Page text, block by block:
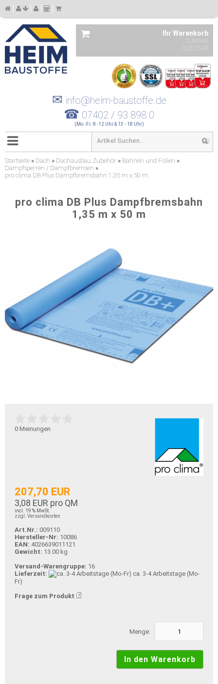
Ihr Warenkorb
0 Artikel
0,00 EUR
✉ info@heim-baustoffe.de
☎ 07402 / 93 898 0
(Mo.-Fr. 8 -12 Uhr & 13 - 18 Uhr)
Startseite » Dach » Dachausbau Zubehör » Bahnen und Folien »
Dampfsperren / Dampfbremsen »
pro clima DB Plus Dampfbremsbahn 1,35 m x 50 m
pro clima DB Plus Dampfbremsbahn
1,35 m x 50 m
0 Meinungen
207,70 EUR
3,08 EUR pro QM
incl. 19 % MwSt.
zzgl. Versandkosten
Art.Nr.: 009110
Hersteller-Nr: 10086
EAN: 4026639011121
Gewicht: 13.00 kg
Versand-Warengruppe: 16
Lieferzeit:
ca. 3-4 Arbeitstage (Mo-
Fr)
Frage zum Produkt
Menge: